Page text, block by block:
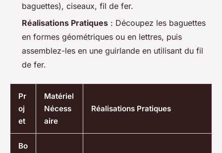
baguettes), ciseaux, fil de fer.
Réalisations Pratiques : Découpez les baguettes
en formes géométriques ou en lettres, puis
assemblez-les en une guirlande en utilisant du fil
de fer.
Pr
oj
et
Matériel
Nécess
aire
Réalisations Pratiques
Bo